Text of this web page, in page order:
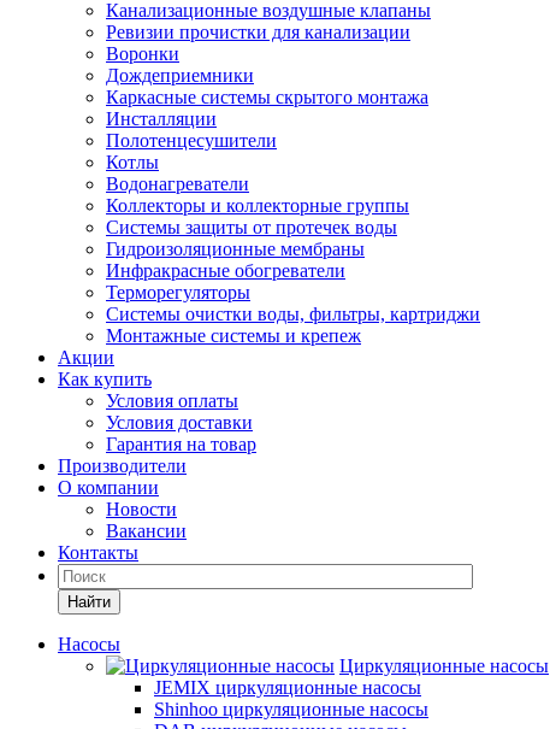
Канализационные воздушные клапаны
Ревизии прочистки для канализации
Воронки
Дождеприемники
Каркасные системы скрытого монтажа
Инсталляции
Полотенцесушители
Котлы
Водонагреватели
Коллекторы и коллекторные группы
Системы защиты от протечек воды
Гидроизоляционные мембраны
Инфракрасные обогреватели
Терморегуляторы
Системы очистки воды, фильтры, картриджи
Монтажные системы и крепеж
Акции
Как купить
Условия оплаты
Условия доставки
Гарантия на товар
Производители
О компании
Новости
Вакансии
Контакты
Найти
Насосы
Циркуляционные насосы
JEMIX циркуляционные насосы
Shinhoo циркуляционные насосы